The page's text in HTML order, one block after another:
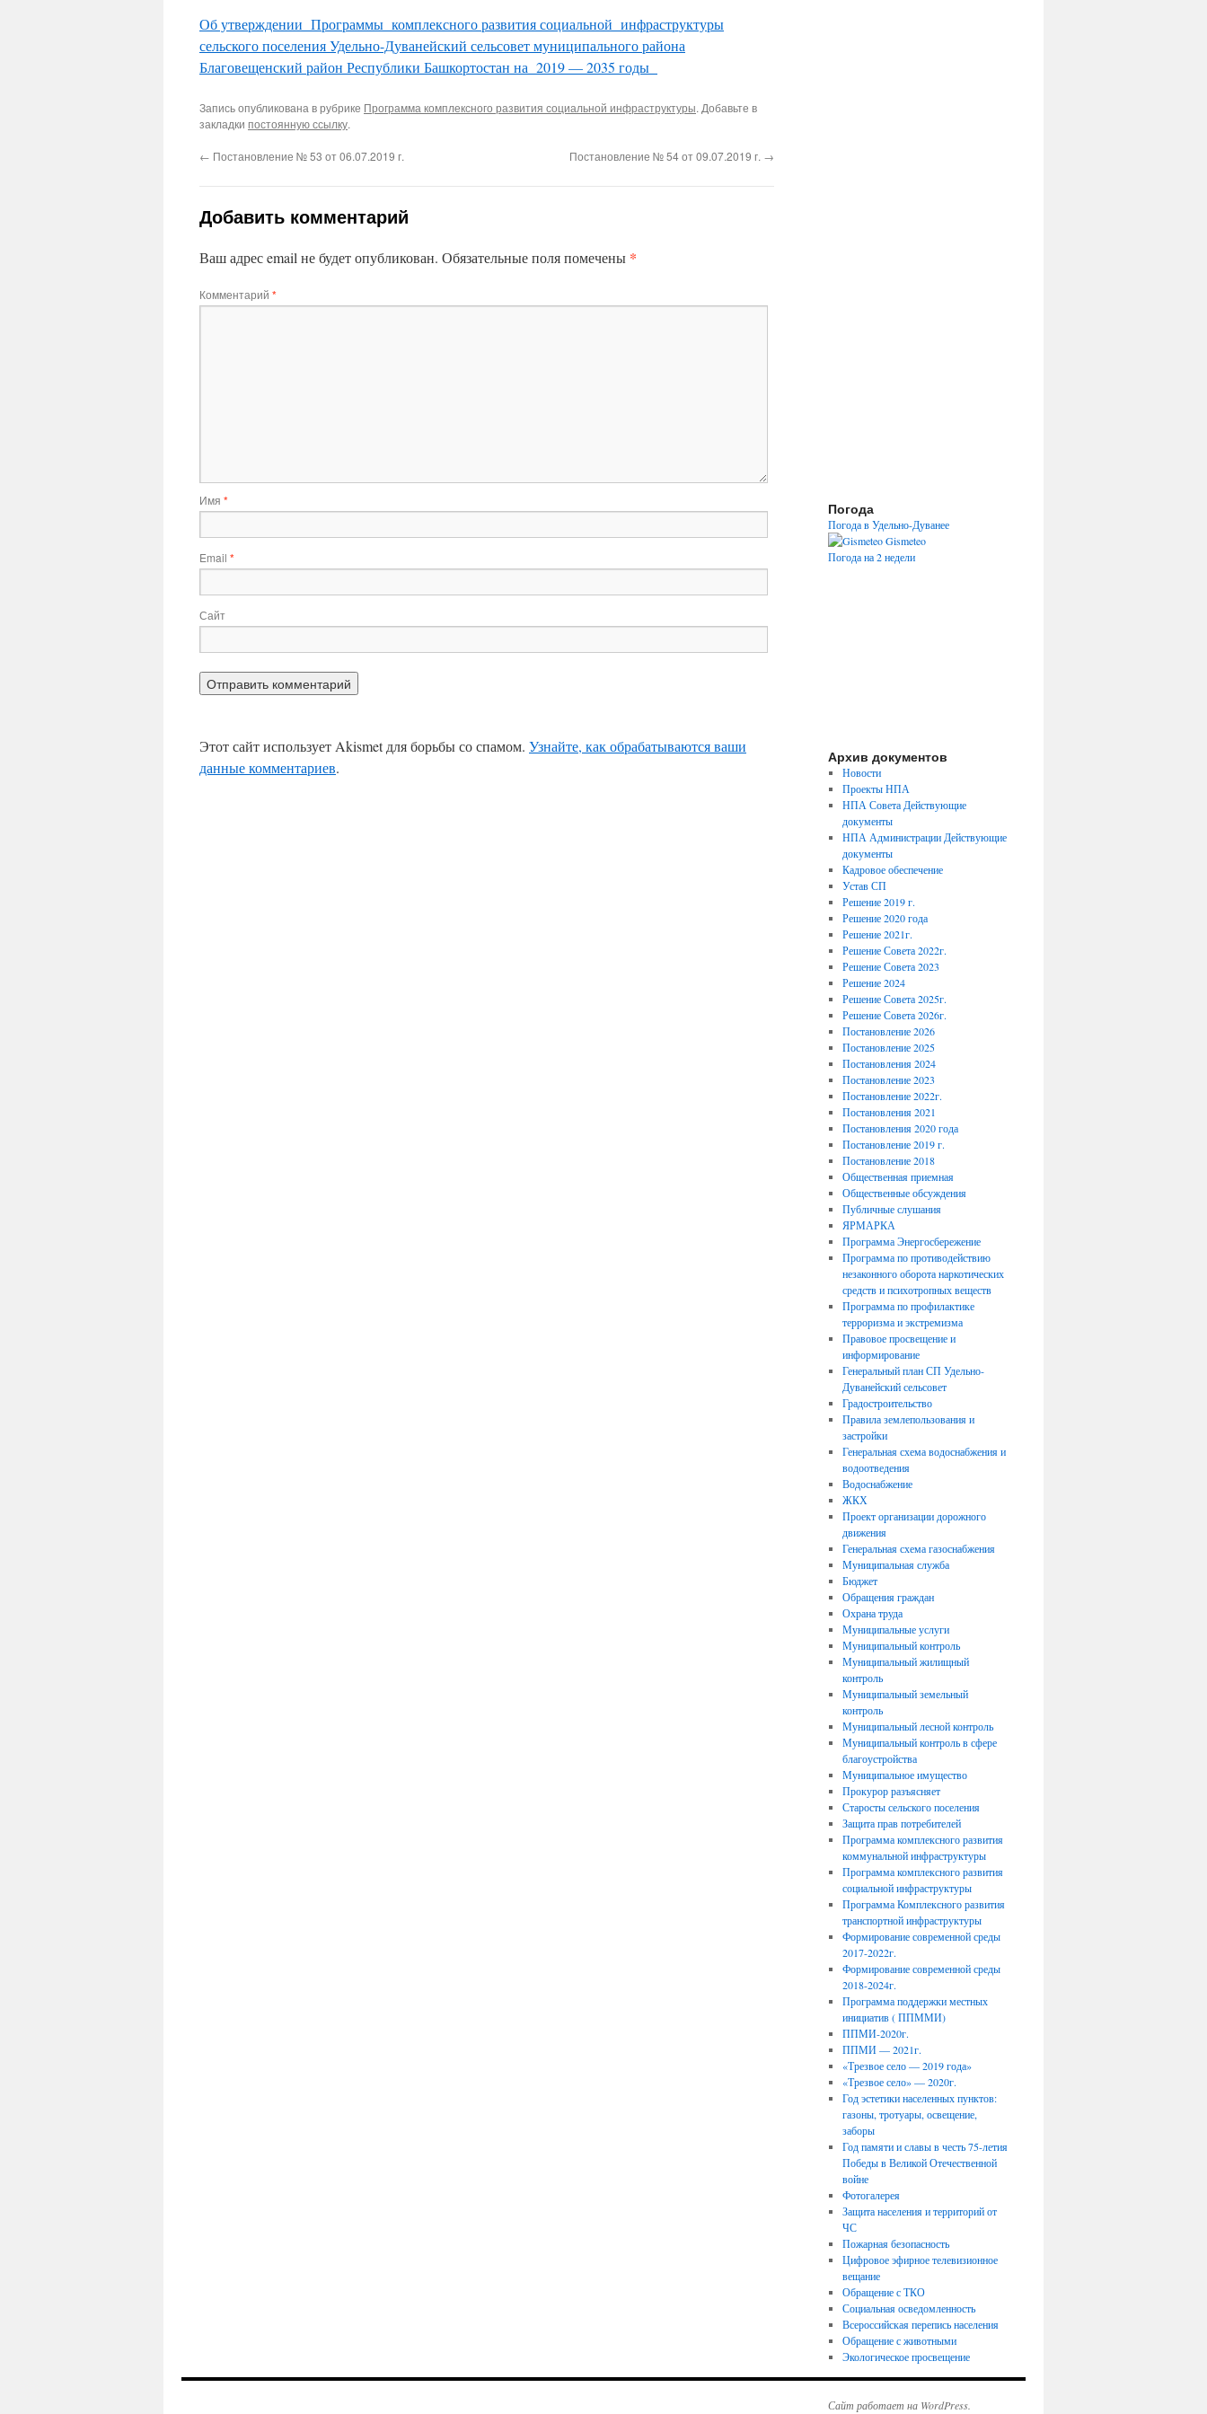
Об утверждении Программы комплексного развития социальной инфраструктуры
сельского поселения Удельно-Дуванейский сельсовет муниципального района
Благовещенский район Республики Башкортостан на 2019 — 2035 годы
Запись опубликована в рубрике Программа комплексного развития социальной инфраструктуры. Добавьте в
закладки постоянную ссылку.
← Постановление № 53 от 06.07.2019 г. Постановление № 54 от 09.07.2019 г. →
Добавить комментарий
Ваш адрес email не будет опубликован. Обязательные поля помечены *
Комментарий *
Имя *
Email *
Сайт
Этот сайт использует Akismet для борьбы со спамом. Узнайте, как обрабатываются ваши
данные комментариев.
Погода
Погода в Удельно-Дуванее
Gismeteo
Погода на 2 недели
Архив документов
Новости
Проекты НПА
НПА Совета Действующие
документы
НПА Администрации Действующие
документы
Кадровое обеспечение
Устав СП
Решение 2019 г.
Решение 2020 года
Решение 2021г.
Решение Совета 2022г.
Решение Совета 2023
Решение 2024
Решение Совета 2025г.
Решение Совета 2026г.
Постановление 2026
Постановление 2025
Постановления 2024
Постановление 2023
Постановление 2022г.
Постановления 2021
Постановления 2020 года
Постановление 2019 г.
Постановление 2018
Общественная приемная
Общественные обсуждения
Публичные слушания
ЯРМАРКА
Программа Энергосбережение
Программа по противодействию
незаконного оборота наркотических
средств и психотропных веществ
Программа по профилактике
терроризма и экстремизма
Правовое просвещение и
информирование
Генеральный план СП Удельно-
Дуванейский сельсовет
Градостроительство
Правила землепользования и
застройки
Генеральная схема водоснабжения и
водоотведения
Водоснабжение
ЖКХ
Проект организации дорожного
движения
Генеральная схема газоснабжения
Муниципальная служба
Бюджет
Обращения граждан
Охрана труда
Муниципальные услуги
Муниципальный контроль
Муниципальный жилищный
контроль
Муниципальный земельный
контроль
Муниципальный лесной контроль
Муниципальный контроль в сфере
благоустройства
Муниципальное имущество
Прокурор разъясняет
Старосты сельского поселения
Защита прав потребителей
Программа комплексного развития
коммунальной инфраструктуры
Программа комплексного развития
социальной инфраструктуры
Программа Комплексного развития
транспортной инфраструктуры
Формирование современной среды
2017-2022г.
Формирование современной среды
2018-2024г.
Программа поддержки местных
инициатив ( ППММИ)
ППМИ-2020г.
ППМИ — 2021г.
«Трезвое село — 2019 года»
«Трезвое село» — 2020г.
Год эстетики населенных пунктов:
газоны, тротуары, освещение,
заборы
Год памяти и славы в честь 75-летия
Победы в Великой Отечественной
войне
Фотогалерея
Защита населения и территорий от
ЧС
Пожарная безопасность
Цифровое эфирное телевизионное
вещание
Обращение с ТКО
Социальная осведомленность
Всероссийская перепись населения
Обращение с животными
Экологическое просвещение
Сайт работает на WordPress.